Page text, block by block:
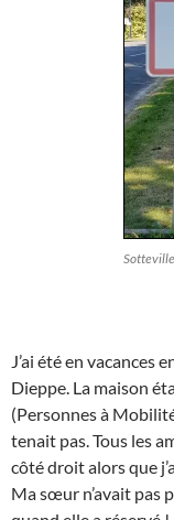
J’ai été en vacances
Dieppe. La maison
(Personnes à
tenait pas. Tous les
côté droit alors que
Ma sœur n’avait pas